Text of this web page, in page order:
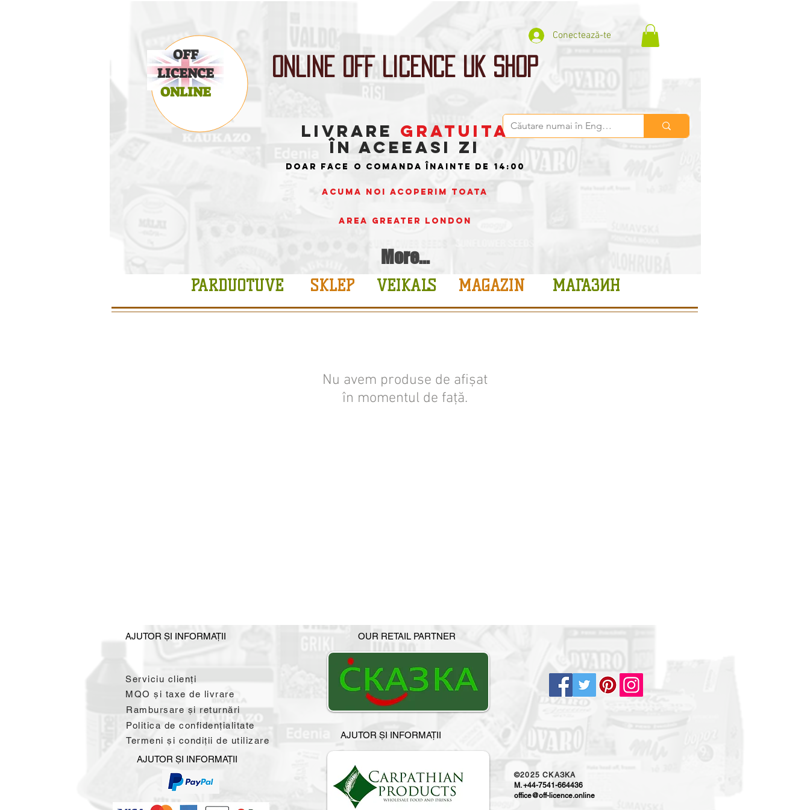
Conectează-te
OFF
LICENCE
ONLINE
LIVRARE GRATUITA
ÎN ACEEASI ZI
doar face o comanda înainte de 14:00
ACUMA NOI ACOPERIM TOATA
AREA Greater London
ONLINE OFF LICENCE UK SHOP
More...
PARDUOTUVE SKLEP VEIKALS MAGAZIN МАГАЗИН
Nu avem produse de afișat
în momentul de față.
AJUTOR ȘI INFORMAȚII
Serviciu clienți
MQO și taxe de livrare
Rambursare și returnări
Politica de confidențialitate
Termeni și condiții de utilizare
©2025CKAЗKA
M. +44-7541-664436
office@off-licence.online
AJUTOR ȘI INFORMAȚII
AJUTOR ȘI INFORMAȚII
OUR RETAIL PARTNER